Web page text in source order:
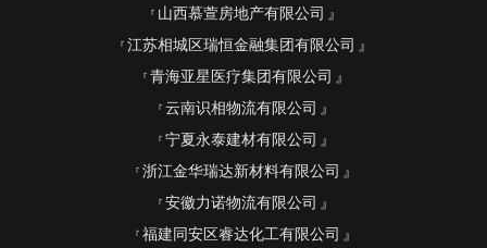
山西慕萱房地产有限公司
江苏相城区瑞恒金融集团有限公司
青海亚星医疗集团有限公司
云南识相物流有限公司
宁夏永泰建材有限公司
浙江金华瑞达新材料有限公司
安徽力诺物流有限公司
福建同安区睿达化工有限公司